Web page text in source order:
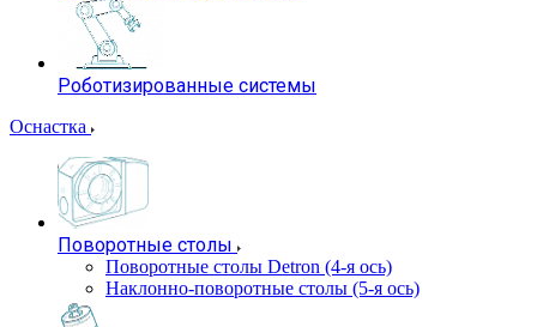
Роботизированные системы
Оснастка
Поворотные столы
Поворотные столы Detron (4-я ось)
Наклонно-поворотные столы (5-я ось)